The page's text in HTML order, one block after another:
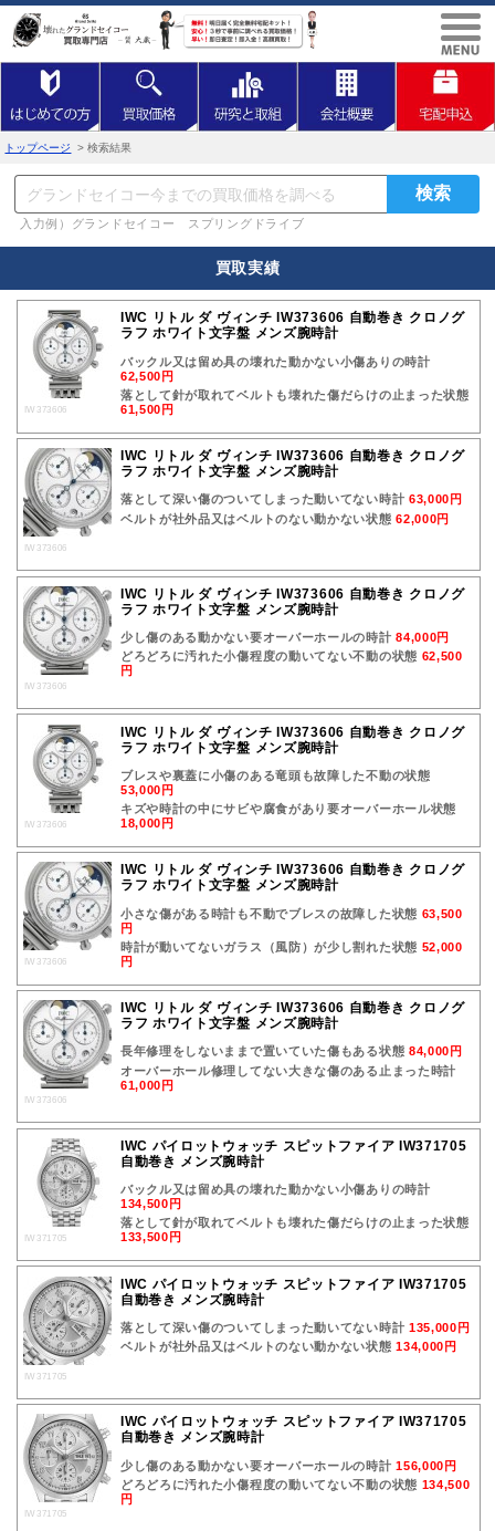
トップページ > 検索結果
入力例）グランドセイコー スプリングドライブ
買取実績
IW373606
IWC リトル ダ ヴィンチ IW373606 自動巻き クロノグ
ラフ ホワイト文字盤 メンズ腕時計
バックル又は留め具の壊れた動かない小傷ありの時計
62,500円
落として針が取れてベルトも壊れた傷だらけの止まった状態
61,500円
IW373606
IWC リトル ダ ヴィンチ IW373606 自動巻き クロノグ
ラフ ホワイト文字盤 メンズ腕時計
落として深い傷のついてしまった動いてない時計 63,000円
ベルトが社外品又はベルトのない動かない状態62,000円
IW373606
IWC リトル ダ ヴィンチ IW373606 自動巻き クロノグ
ラフ ホワイト文字盤 メンズ腕時計
少し傷のある動かない要オーバーホールの時計84,000円
どろどろに汚れた小傷程度の動いてない不動の状態 62,500
円
IW373606
IWC リトル ダ ヴィンチ IW373606 自動巻き クロノグ
ラフ ホワイト文字盤 メンズ腕時計
ブレスや裏蓋に小傷のある竜頭も故障した不動の状態
53,000円
キズや時計の中にサビや腐食があり要オーバーホール状態
18,000円
IW373606
IWC リトル ダ ヴィンチ IW373606 自動巻き クロノグ
ラフ ホワイト文字盤 メンズ腕時計
小さな傷がある時計も不動でブレスの故障した状態 63,500
円
時計が動いてないガラス（風防）が少し割れた状態 52,000
円
IW373606
IWC リトル ダ ヴィンチ IW373606 自動巻き クロノグ
ラフ ホワイト文字盤 メンズ腕時計
長年修理をしないままで置いていた傷もある状態 84,000円
オーバーホール修理してない大きな傷のある止まった時計
61,000円
IW371705
IWC パイロットウォッチ スピットファイア IW371705
自動巻き メンズ腕時計
バックル又は留め具の壊れた動かない小傷ありの時計
134,500円
落として針が取れてベルトも壊れた傷だらけの止まった状態
133,500円
IW371705
IWC パイロットウォッチ スピットファイア IW371705
自動巻き メンズ腕時計
落として深い傷のついてしまった動いてない時計 135,000円
ベルトが社外品又はベルトのない動かない状態134,000円
IW371705
IWC パイロットウォッチ スピットファイア IW371705
自動巻き メンズ腕時計
少し傷のある動かない要オーバーホールの時計156,000円
どろどろに汚れた小傷程度の動いてない不動の状態 134,500
円